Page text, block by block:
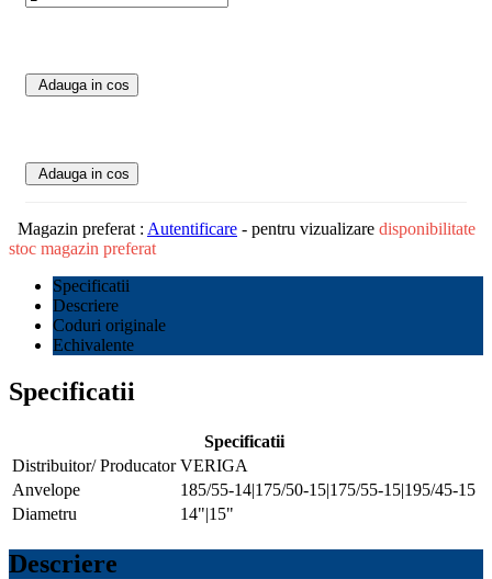
Adauga in cos
Adauga in cos
Magazin preferat : Autentificare - pentru vizualizare disponibilitate
stoc magazin preferat
Specificatii
Descriere
Coduri originale
Echivalente
Specificatii
Specificatii
Distribuitor/ Producator VERIGA
Anvelope
185/55-14|175/50-15|175/55-15|195/45-15
Diametru
14"|15"
Descriere